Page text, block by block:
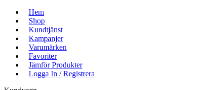
Hem
Shop
Kundtjänst
Kampanjer
Varumärken
Favoriter
Jämför Produkter
Logga In / Registrera